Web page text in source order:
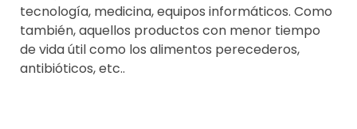
tecnología, medicina, equipos informáticos. Como
también, aquellos productos con menor tiempo
de vida útil como los alimentos perecederos,
antibióticos, etc..